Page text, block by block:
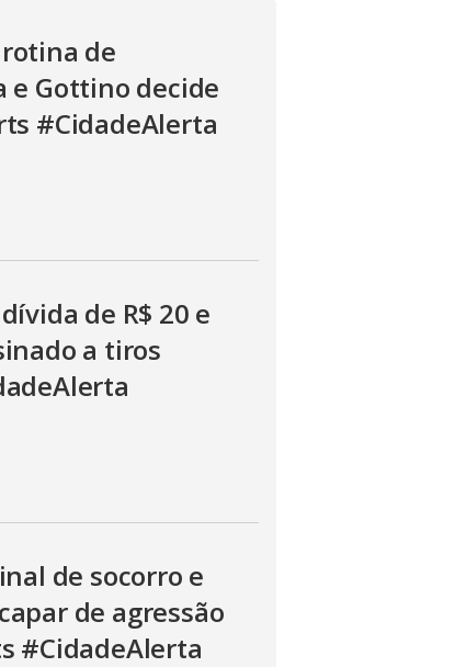
de
e Gottino decide
#CidadeAlerta
de R$ 20 e
a tiros
de socorro e
de agressão
#CidadeAlerta